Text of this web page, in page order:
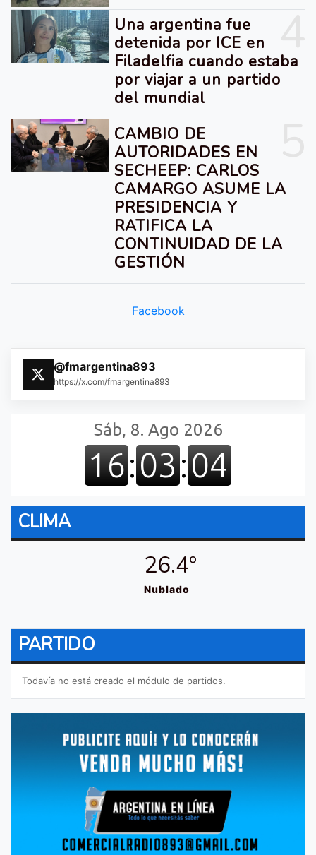
Una argentina fue
detenida por ICE en
Filadelfia cuando estaba
por viajar a un partido
del mundial
CAMBIO DE
AUTORIDADES EN
SECHEEP: CARLOS
CAMARGO ASUME LA
PRESIDENCIA Y
RATIFICA LA
CONTINUIDAD DE LA
GESTIÓN
Facebook
@fmargentina893
https://x.com/fmargentina893
CLIMA
26.4º
Nublado
PARTIDO
Todavía no está creado el módulo de partidos.